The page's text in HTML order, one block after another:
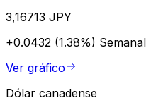
3,16713 JPY
+0.0432 (1.38%) Semanal
Ver gráfico
Dólar canadense